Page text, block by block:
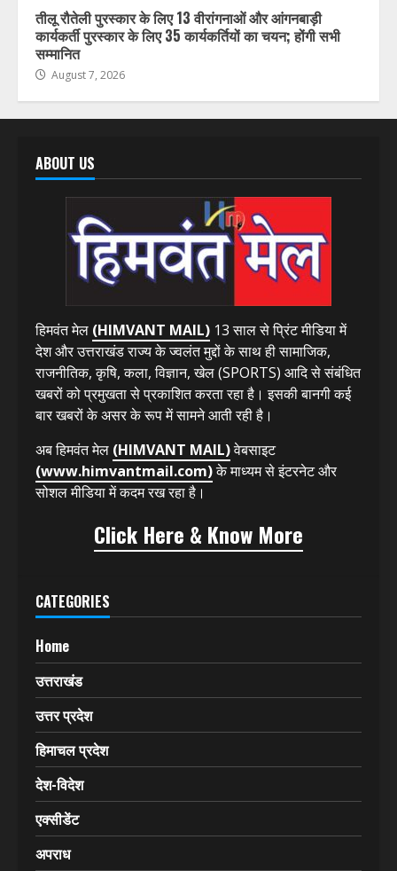
तीलू रौतेली पुरस्कार के लिए 13 वीरांगनाओं और आंगनबाड़ी
कार्यकर्ती पुरस्कार के लिए 35 कार्यकर्तियों का चयन; होंगी सभी
सम्मानित
August 7, 2026
ABOUT US
हिमवंत मेल (HIMVANT MAIL) 13 साल से प्रिंट मीडिया में
देश और उत्तराखंड राज्य के ज्वलंत मुद्दों के साथ ही सामाजिक,
राजनीतिक, कृषि, कला, विज्ञान, खेल (SPORTS) आदि से संबंधित
खबरों को प्रमुखता से प्रकाशित करता रहा है। इसकी बानगी कई
बार खबरों के असर के रूप में सामने आती रही है।
अब हिमवंत मेल (HIMVANT MAIL)वेबसाइट
(www.himvantmail.com)के माध्यम से इंटरनेट और
सोशल मीडिया में कदम रख रहा है।
Click Here & Know More
CATEGORIES
Home
उत्तराखंड
उत्तर प्रदेश
हिमाचल प्रदेश
देश-विदेश
एक्सीडेंट
अपराध